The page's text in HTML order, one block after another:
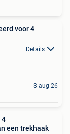
voor 4
Details
3 aug 26
4
een trekhaak